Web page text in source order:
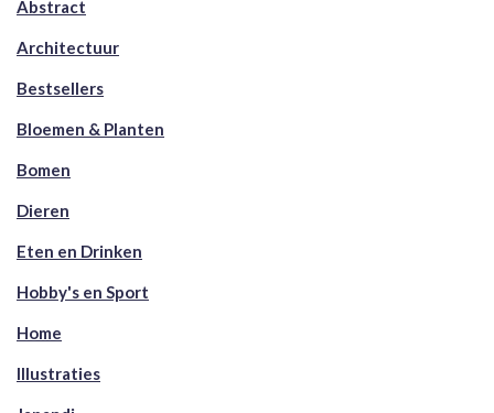
Abstract
Architectuur
Bestsellers
Bloemen & Planten
Bomen
Dieren
Eten en Drinken
Hobby's en Sport
Home
Illustraties